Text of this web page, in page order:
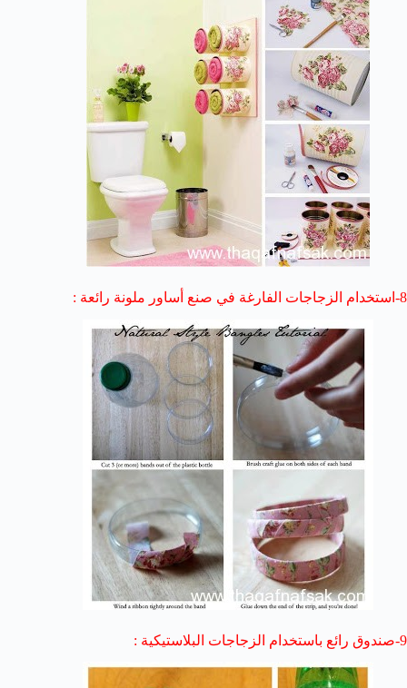
8-استخدام الزجاجات الفارغة في صنع أساور ملونة رائعة :
9-صندوق رائع باستخدام الزجاجات البلاستيكية :